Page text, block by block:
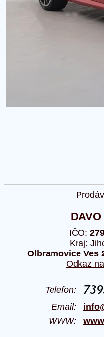
IČO:
Kraj:
Olbramovice Ves
Odkaz
Telefon:
Email:
WWW: